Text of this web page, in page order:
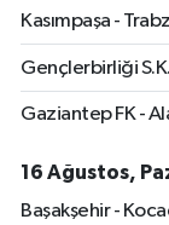
Kasımpaşa -
Gençlerbirliği
Gaziantep FK -
16 Ağustos,
Başakşehir -